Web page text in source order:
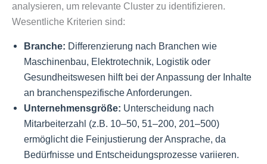
analysieren, um relevante Cluster zu identifizieren.
Wesentliche Kriterien sind:
Branche: Differenzierung nach Branchen wie
Maschinenbau, Elektrotechnik, Logistik oder
Gesundheitswesen hilft bei der Anpassung der Inhalte
an branchenspezifische Anforderungen.
Unternehmensgröße: Unterscheidung nach
Mitarbeiterzahl (z.B. 10–50, 51–200, 201–500)
ermöglicht die Feinjustierung der Ansprache, da
Bedürfnisse und Entscheidungsprozesse variieren.